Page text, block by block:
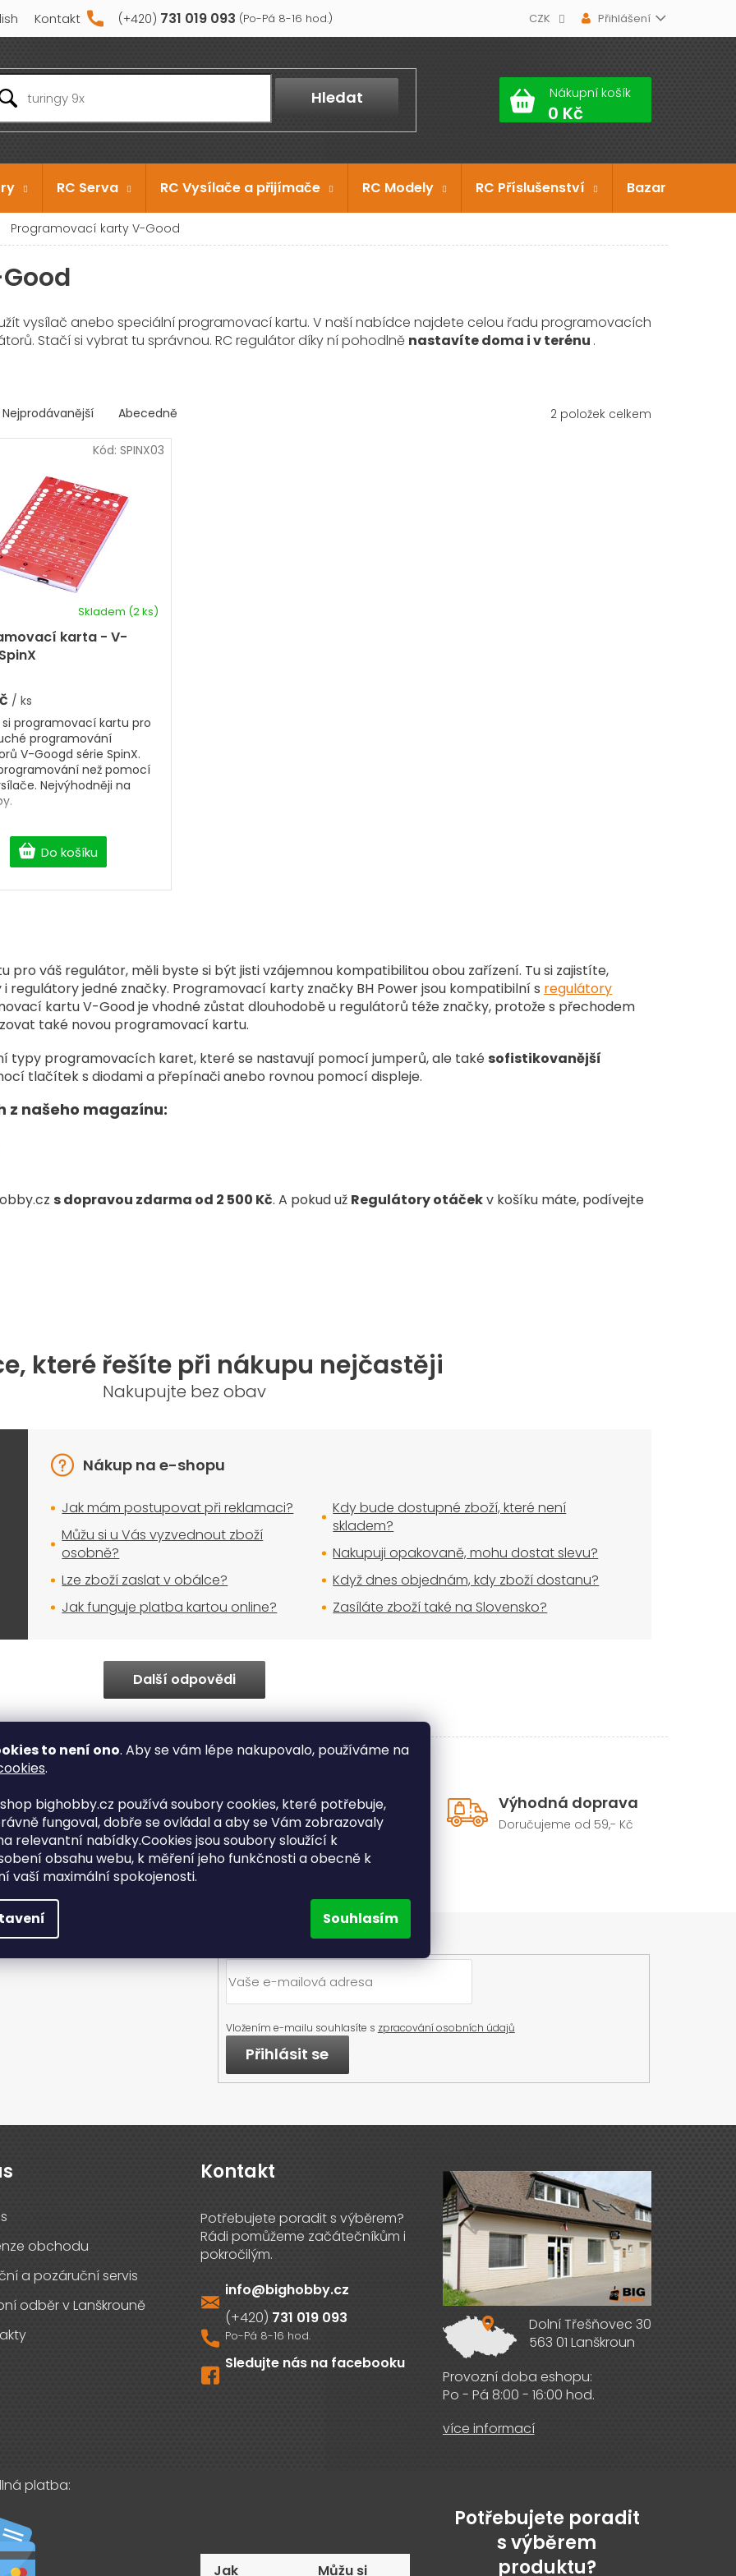
to není ono. Aby se vám lépe nakupovalo, používáme na
.
bighobby.cz používá soubory cookies, které potřebuje,
fungoval, dobře se ovládal a aby se Vám zobrazovaly
relevantní nabídky.Cookies jsou soubory sloužící k
obsahu webu, k měření jeho funkčnosti a obecně k
vaší maximální spokojenosti.
Souhlasím
731 019 093
Kontakt CZK Přihlášení
Hledat Nákupní košík
RC Serva RC Vysílače a přijímače RC Modely RC Příslušenství Bazar
Programovací karty V-Good
vysílač anebo speciální programovací kartu. V naší nabídce najdete celou řadu programovacích
Stačí si vybrat tu správnou. RC regulátor díky ní pohodlně nastavíte doma i v terénu .
Nejprodávanější Abecedně 2 položek celkem
karta - V-
Skladem (2 ks)
/ ks
Do košíku
programovací kartu pro
programování
V-Googd série SpinX.
než pomocí
Nejvýhodněji na
Kód: SPINX03
d
a
c
í
r
v
k
u
váš regulátor, měli byste si být jisti vzájemnou kompatibilitou obou zařízení. Tu si zajistíte,
jedné značky. Programovací karty značky BH Power jsou kompatibilní s regulátory
kartu V-Good je vhodné zůstat dlouhodobě u regulátorů téže značky, protože s přechodem
také novou programovací kartu.
typy programovacích karet, které se nastavují pomocí jumperů, ale také sofistikovanější
tlačítek s diodami a přepínači anebo rovnou pomocí displeje.
z našeho magazínu:
s dopravou zdarma od 2 500 Kč. A pokud už Regulátory otáčekv košíku máte, podívejte
které řešíte při nákupu nejčastěji
Nakupujte bez obav
Nákup na e-shopu
Jak mám postupovat při reklamaci?
Můžu si u Vás vyzvednout zboží
osobně?
Lze zboží zaslat v obálce?
Jak funguje platba kartou online?
Kdy bude dostupné zboží, které není
skladem?
Nakupuji opakovaně, mohu dostat slevu?
Když dnes objednám, kdy zboží dostanu?
Zasíláte zboží také na Slovensko?
Další odpovědi
Bezkonkurenční ceny
Nakupte u nás a ušetříte
Okamžitá expedice
zboží
Doručení už do druhého
dne
Výhodná doprava
Doručujeme od 59,- Kč
Vložením e-mailu souhlasíte s zpracování osobních údajů
Přihlásit se
obchodu
a pozáruční servis
odběr v Lanškrouně
Kontakt
info@bighobby.cz
731 019 093
Sledujte nás na facebooku
Dolní Třešňovec 30
563 01 Lanškroun
Provozní doba eshopu:
Po - Pá 8:00 - 16:00 hod.
více informací
platba:
Jak
Můžu si
Potřebujete poradit
s výběrem
produktu?